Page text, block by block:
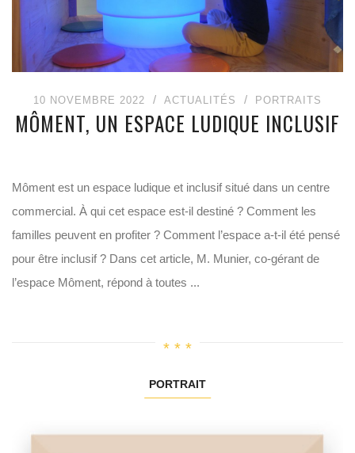
10 NOVEMBRE 2022 ACTUALITÉS PORTRAITS
MÔMENT, UN ESPACE LUDIQUE INCLUSIF
Môment est un espace ludique et inclusif situé dans un centre
commercial. À qui cet espace est-il destiné ? Comment les
familles peuvent en profiter ? Comment l’espace a-t-il été pensé
pour être inclusif ? Dans cet article, M. Munier, co-gérant de
l’espace Môment, répond à toutes ...
PORTRAIT